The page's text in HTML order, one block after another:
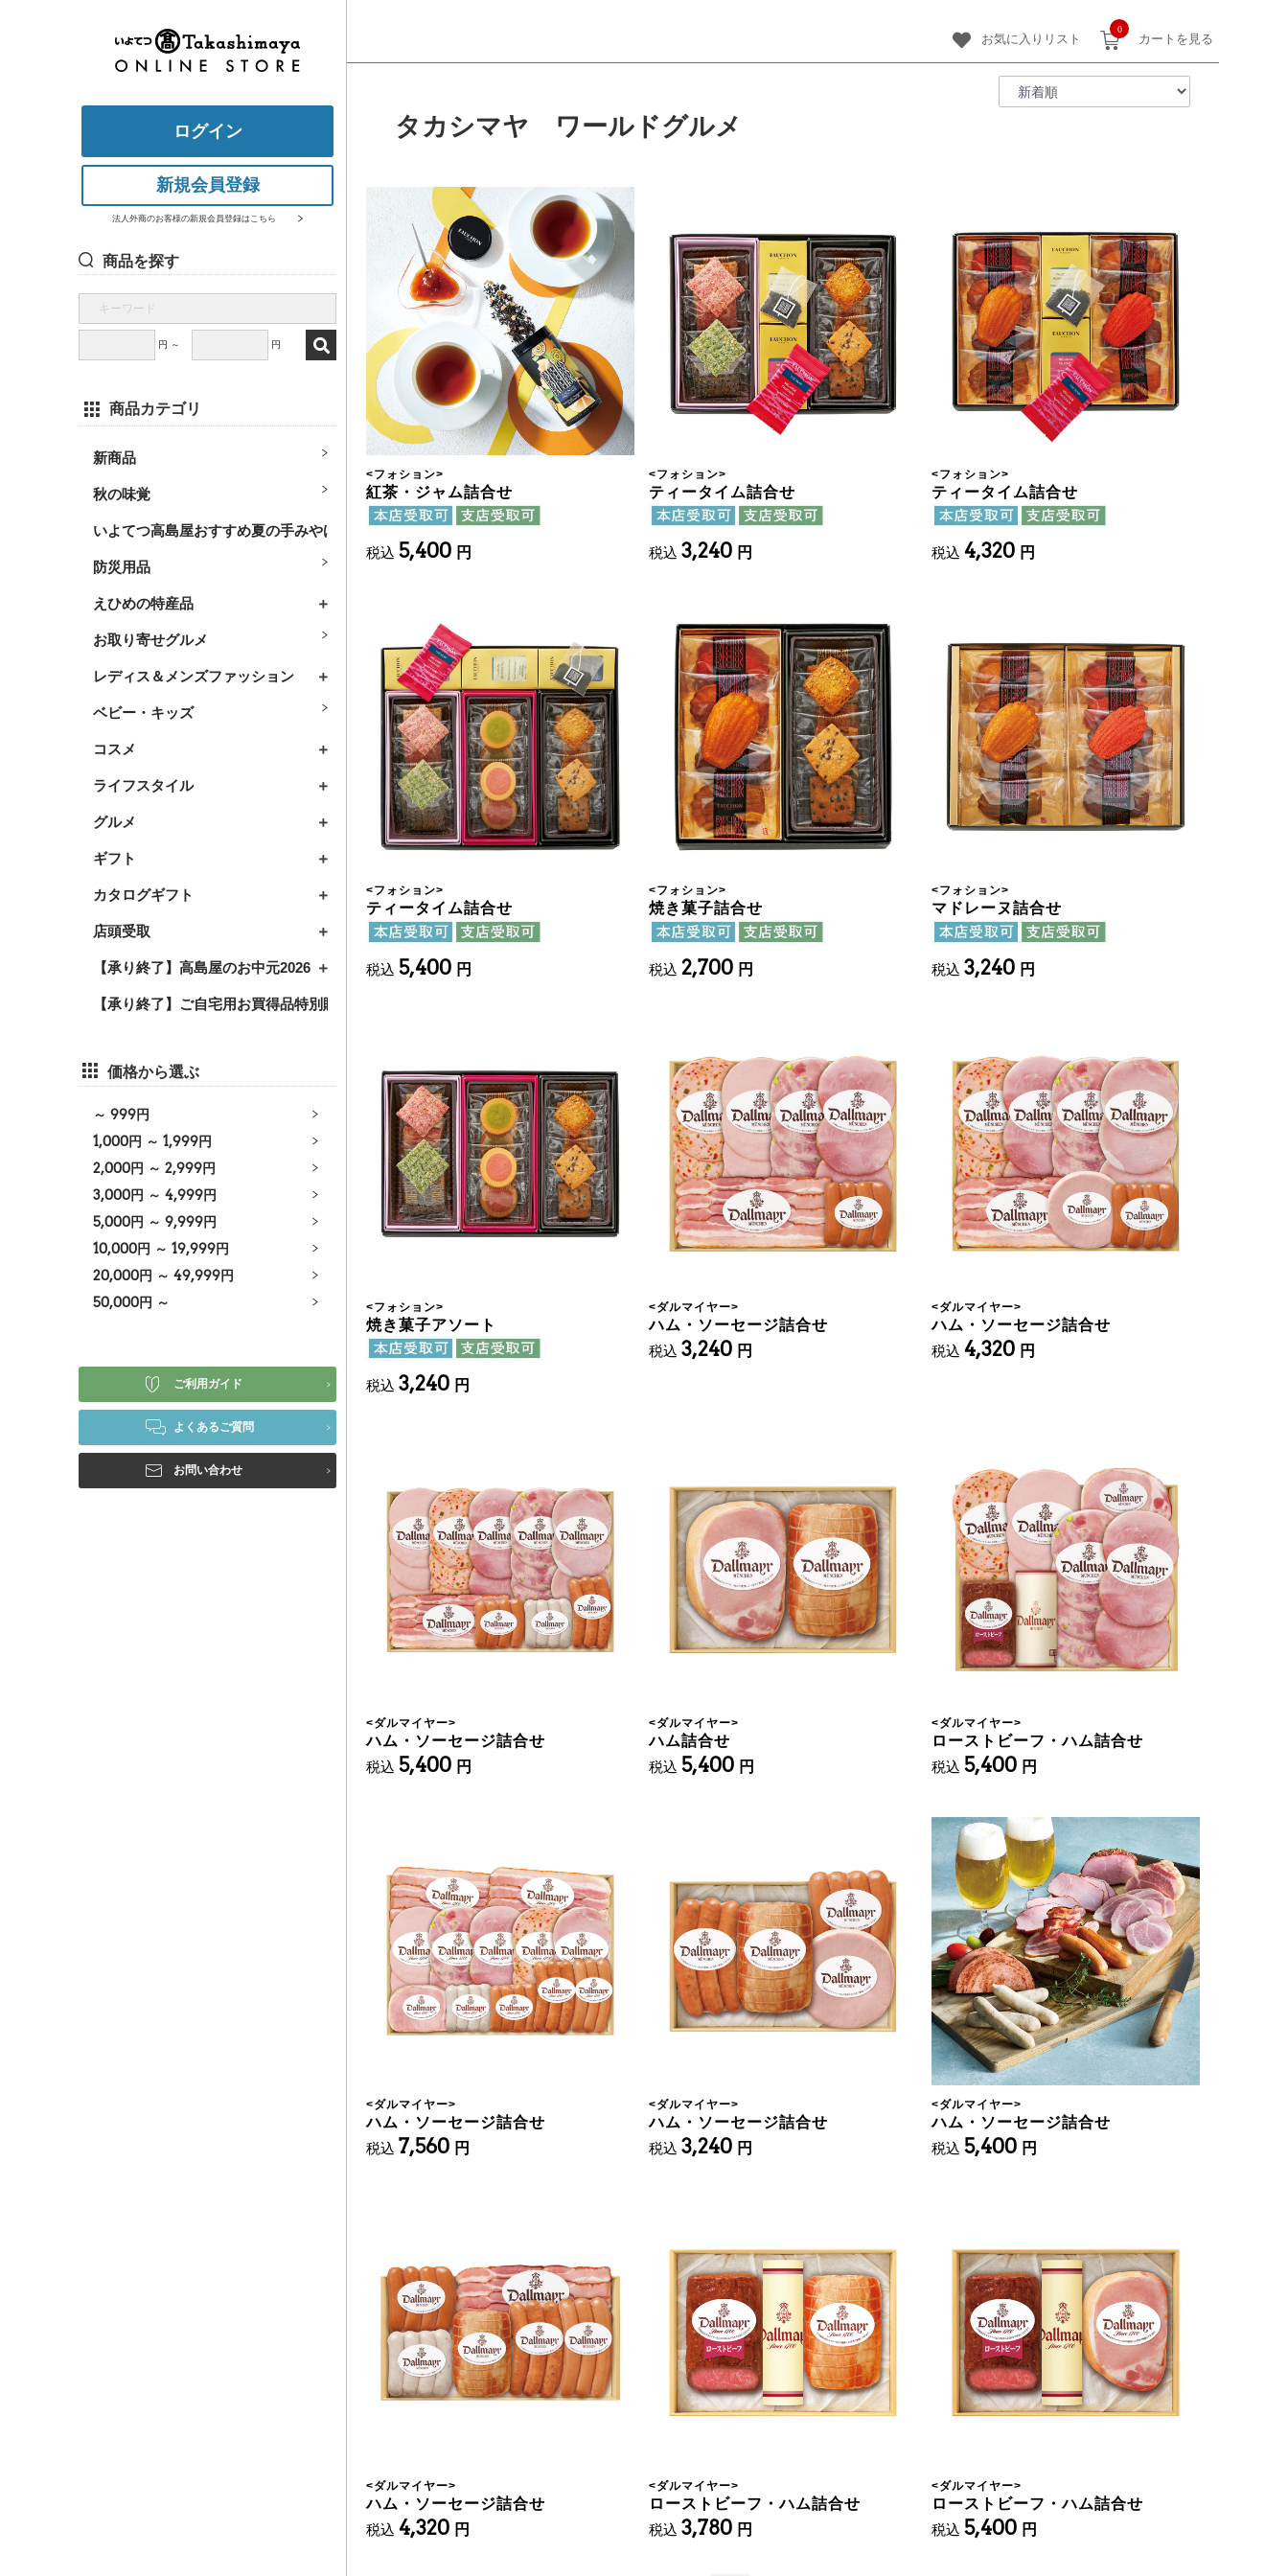
お気に入りリスト
0
カートを見る
ログイン
新規会員登録
法人外商のお客様の新規会員登録はこちら
商品を探す
円 ～ 円
商品カテゴリ
新商品
秋の味覚
いよてつ高島屋おすすめ夏の手みやげ
防災用品
えひめの特産品
お取り寄せグルメ
レディス＆メンズファッション
ベビー・キッズ
コスメ
ライフスタイル
グルメ
ギフト
カタログギフト
店頭受取
【承り終了】高島屋のお中元2026
【承り終了】ご自宅用お買得品特別販売2026
価格から選ぶ
～ 999円
1,000円 ～ 1,999円
2,000円 ～ 2,999円
3,000円 ～ 4,999円
5,000円 ～ 9,999円
10,000円 ～ 19,999円
20,000円 ～ 49,999円
50,000円 ～
ご利用ガイド
よくあるご質問
お問い合わせ
タカシマヤ ワールドグルメ
<フォション>
紅茶・ジャム詰合せ
税込 5,400 円
<フォション>
ティータイム詰合せ
税込 3,240 円
<フォション>
ティータイム詰合せ
税込 4,320 円
<フォション>
ティータイム詰合せ
税込 5,400 円
<フォション>
焼き菓子詰合せ
税込 2,700 円
<フォション>
マドレーヌ詰合せ
税込 3,240 円
<フォション>
焼き菓子アソート
税込 3,240 円
<ダルマイヤー>
ハム・ソーセージ詰合せ
税込 3,240 円
<ダルマイヤー>
ハム・ソーセージ詰合せ
税込 4,320 円
<ダルマイヤー>
ハム・ソーセージ詰合せ
税込 5,400 円
<ダルマイヤー>
ハム詰合せ
税込 5,400 円
<ダルマイヤー>
ローストビーフ・ハム詰合せ
税込 5,400 円
<ダルマイヤー>
ハム・ソーセージ詰合せ
税込 7,560 円
<ダルマイヤー>
ハム・ソーセージ詰合せ
税込 3,240 円
<ダルマイヤー>
ハム・ソーセージ詰合せ
税込 5,400 円
<ダルマイヤー>
ハム・ソーセージ詰合せ
税込 4,320 円
<ダルマイヤー>
ローストビーフ・ハム詰合せ
税込 3,780 円
<ダルマイヤー>
ローストビーフ・ハム詰合せ
税込 5,400 円